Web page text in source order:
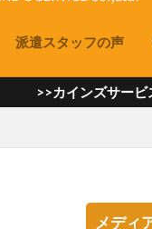
派遣スタッフの声
ビス LINE公式アカウ
メディ